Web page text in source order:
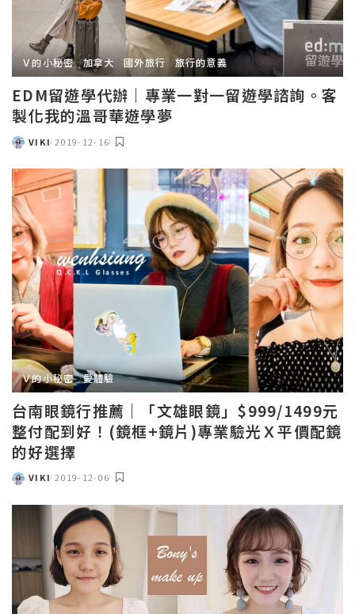
Ｖ的小秘密 加拿大 國外旅行 旅行的意義
EDM留遊學代辦｜專業一對一留遊學諮詢。客
製化我的溫哥華遊學夢
POSTED
VIKI 2019-12-16
Ｖ的小秘密 愛體驗
台南眼鏡行推薦｜「文雄眼鏡」$999/1499元
整付配到好！(鏡框+鏡片)專業驗光Ｘ平價配鏡
的好選擇
POSTED
VIKI 2019-12-06